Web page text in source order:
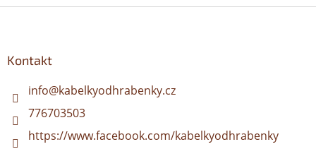
Kontakt
info@kabelkyodhrabenky.cz
776703503
https://www.facebook.com/kabelkyodhrabenky